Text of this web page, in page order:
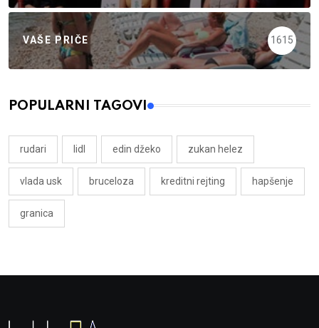
VAŠE PRIČE 1615
POPULARNI TAGOVI
rudari lidl edin džeko zukan helez
vlada usk bruceloza kreditni rejting hapšenje
granica